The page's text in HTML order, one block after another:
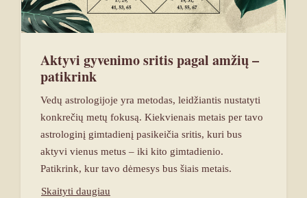
Aktyvi gyvenimo sritis pagal amžių –
patikrink
Vedų astrologijoje yra metodas, leidžiantis nustatyti
konkrečių metų fokusą. Kiekvienais metais per tavo
astrologinį gimtadienį pasikeičia sritis, kuri bus
aktyvi vienus metus – iki kito gimtadienio.
Patikrink, kur tavo dėmesys bus šiais metais.
Skaityti daugiau